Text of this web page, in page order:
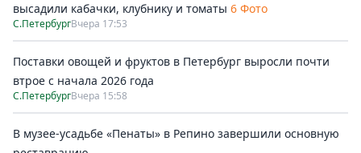
высадили кабачки, клубнику и томаты 6 Фото
С.ПетербургВчера 17:53
Поставки овощей и фруктов в Петербург выросли почти
втрое с начала 2026 года
С.ПетербургВчера 15:58
В музее-усадьбе «Пенаты» в Репино завершили основную